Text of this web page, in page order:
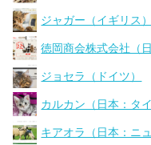
ジャガー（イギリス）
徳岡商会株式会社（日
ジョセラ（ドイツ）
カルカン（日本：タイ
キアオラ（日本：ニ